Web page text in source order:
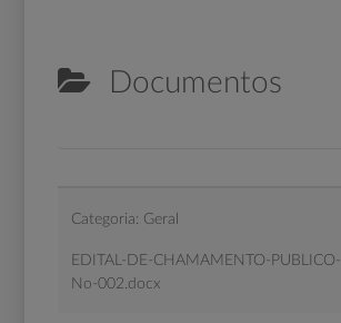
Documentos
Categoria: Geral
EDITAL-DE-CHAMAMENTO-PUBLICO-
No-002.docx